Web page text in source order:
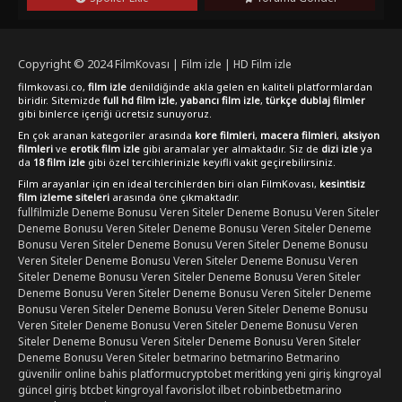
geçirebilirsiniz.
Copyright © 2024FilmKovası | Film izle | HD Film izle
filmkovasi.co, film izle denildiğinde akla gelen en kaliteli platformlardan
biridir. Sitemizde full hd film izle, yabancı film izle, türkçe dublaj filmler
gibi binlerce içeriği ücretsiz sunuyoruz.
En çok aranan kategoriler arasında kore filmleri, macera filmleri, aksiyon
filmleri ve erotik film izle gibi aramalar yer almaktadır. Siz de dizi izle ya
da 18 film izle gibi özel tercihlerinizle keyifli vakit geçirebilirsiniz.
Film arayanlar için en ideal tercihlerden biri olan FilmKovası, kesintisiz
film izleme siteleri arasında öne çıkmaktadır.
fullfilmizle Deneme Bonusu Veren SitelerDeneme Bonusu Veren Siteler
Deneme Bonusu Veren SitelerDeneme Bonusu Veren SitelerDeneme
Bonusu Veren SitelerDeneme Bonusu Veren SitelerDeneme Bonusu
Veren SitelerDeneme Bonusu Veren SitelerDeneme Bonusu Veren
SitelerDeneme Bonusu Veren SitelerDeneme Bonusu Veren Siteler
Deneme Bonusu Veren SitelerDeneme Bonusu Veren SitelerDeneme
Bonusu Veren SitelerDeneme Bonusu Veren SitelerDeneme Bonusu
Veren SitelerDeneme Bonusu Veren SitelerDeneme Bonusu Veren
SitelerDeneme Bonusu Veren SitelerDeneme Bonusu Veren Siteler
Deneme Bonusu Veren Sitelerbetmarino betmarino Betmarino
güvenilir online bahis platformucryptobetmeritking yeni girişkingroyal
güncel girişbtcbetkingroyal favorislotilbetrobinbetbetmarino